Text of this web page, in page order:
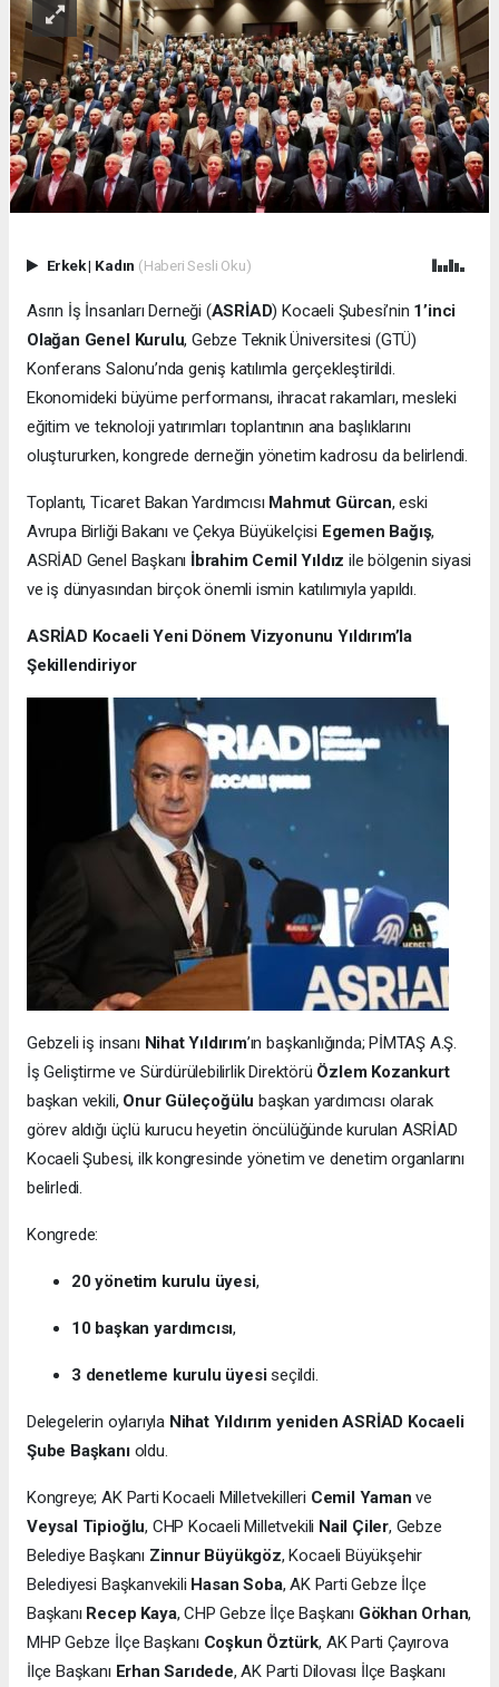
Erkek| Kadın (Haberi Sesli Oku)
Asrın İş İnsanları Derneği (ASRİAD) Kocaeli Şubesi’nin 1’inci
Olağan Genel Kurulu, Gebze Teknik Üniversitesi (GTÜ)
Konferans Salonu’nda geniş katılımla gerçekleştirildi.
Ekonomideki büyüme performansı, ihracat rakamları, mesleki
eğitim ve teknoloji yatırımları toplantının ana başlıklarını
oluştururken, kongrede derneğin yönetim kadrosu da belirlendi.
Toplantı, Ticaret Bakan Yardımcısı Mahmut Gürcan, eski
Avrupa Birliği Bakanı ve Çekya Büyükelçisi Egemen Bağış,
ASRİAD Genel Başkanı İbrahim Cemil Yıldız ile bölgenin siyasi
ve iş dünyasından birçok önemli ismin katılımıyla yapıldı.
ASRİAD Kocaeli Yeni Dönem Vizyonunu Yıldırım’la
Şekillendiriyor
Gebzeli iş insanı Nihat Yıldırım’ın başkanlığında; PİMTAŞ A.Ş.
İş Geliştirme ve Sürdürülebilirlik Direktörü Özlem Kozankurt
başkan vekili, Onur Güleçoğülu başkan yardımcısı olarak
görev aldığı üçlü kurucu heyetin öncülüğünde kurulan ASRİAD
Kocaeli Şubesi, ilk kongresinde yönetim ve denetim organlarını
belirledi.
Kongrede:
20 yönetim kurulu üyesi,
10 başkan yardımcısı,
3 denetleme kurulu üyesiseçildi.
Delegelerin oylarıyla Nihat Yıldırım yeniden ASRİAD Kocaeli
Şube Başkanıoldu.
Kongreye; AK Parti Kocaeli Milletvekilleri Cemil Yaman ve
Veysal Tipioğlu, CHP Kocaeli Milletvekili Nail Çiler, Gebze
Belediye Başkanı Zinnur Büyükgöz, Kocaeli Büyükşehir
Belediyesi Başkanvekili Hasan Soba, AK Parti Gebze İlçe
Başkanı Recep Kaya, CHP Gebze İlçe Başkanı Gökhan Orhan,
MHP Gebze İlçe Başkanı Coşkun Öztürk, AK Parti Çayırova
İlçe Başkanı Erhan Sarıdede, AK Parti Dilovası İlçe Başkanı